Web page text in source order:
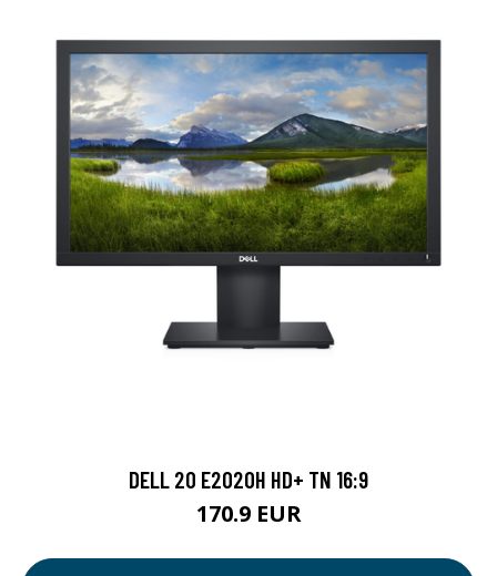
DELL 20 E2020H HD+ TN 16:9
170.9 EUR